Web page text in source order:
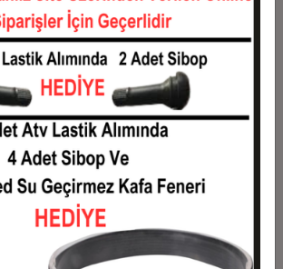
Taksit Tutarı
Toplam Tutar
1.016,95 TL
1.016,95 TL
508,47 TL
1.016,95 TL
362,71 TL
277,12 TL
1.108,48 TL
225,76 TL
1.128,81 TL
191,53 TL
1.149,15 TL